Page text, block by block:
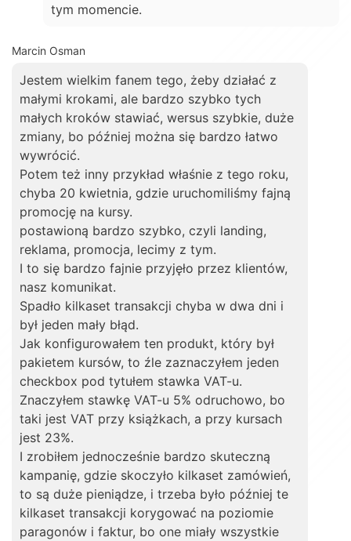
tym momencie.
Marcin Osman
Jestem wielkim fanem tego, żeby działać z
małymi krokami, ale bardzo szybko tych
małych kroków stawiać, wersus szybkie, duże
zmiany, bo później można się bardzo łatwo
wywrócić.
Potem też inny przykład właśnie z tego roku,
chyba 20 kwietnia, gdzie uruchomiliśmy fajną
promocję na kursy.
postawioną bardzo szybko, czyli landing,
reklama, promocja, lecimy z tym.
I to się bardzo fajnie przyjęło przez klientów,
nasz komunikat.
Spadło kilkaset transakcji chyba w dwa dni i
był jeden mały błąd.
Jak konfigurowałem ten produkt, który był
pakietem kursów, to źle zaznaczyłem jeden
checkbox pod tytułem stawka VAT-u.
Znaczyłem stawkę VAT-u 5% odruchowo, bo
taki jest VAT przy książkach, a przy kursach
jest 23%.
I zrobiłem jednocześnie bardzo skuteczną
kampanię, gdzie skoczyło kilkaset zamówień,
to są duże pieniądze, i trzeba było później te
kilkaset transakcji korygować na poziomie
paragonów i faktur, bo one miały wszystkie